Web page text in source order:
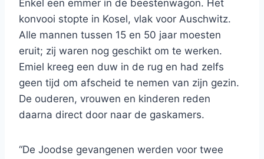
Enkel een emmer in de beestenwagon. Het
konvooi stopte in Kosel, vlak voor Auschwitz.
Alle mannen tussen 15 en 50 jaar moesten
eruit; zij waren nog geschikt om te werken.
Emiel kreeg een duw in de rug en had zelfs
geen tijd om afscheid te nemen van zijn gezin.
De ouderen, vrouwen en kinderen reden
daarna direct door naar de gaskamers.
“De Joodse gevangenen werden voor twee